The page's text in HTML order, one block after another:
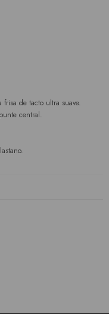
de tacto ultra suave.
central.